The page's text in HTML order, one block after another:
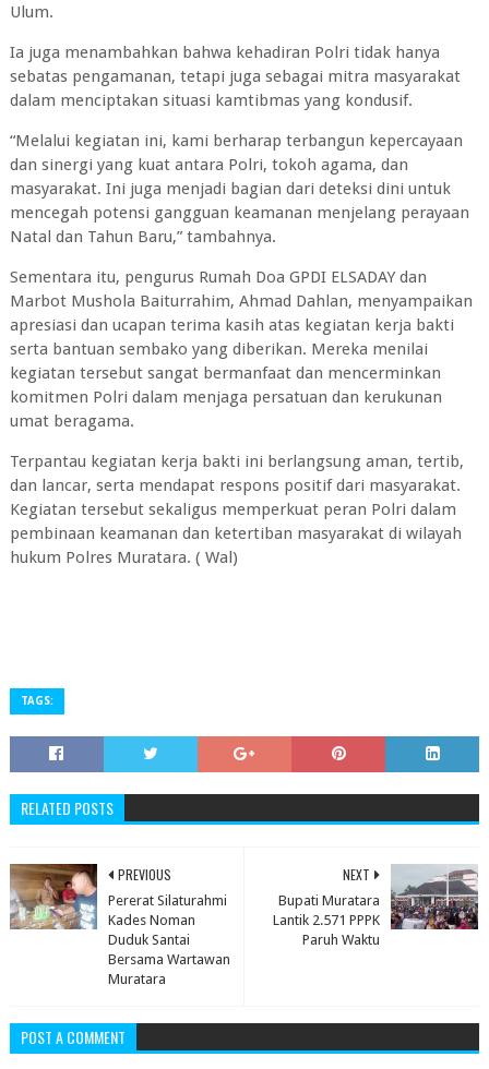
Ulum.
‎Ia juga menambahkan bahwa kehadiran Polri tidak hanya
sebatas pengamanan, tetapi juga sebagai mitra masyarakat
dalam menciptakan situasi kamtibmas yang kondusif.
‎“Melalui kegiatan ini, kami berharap terbangun kepercayaan
dan sinergi yang kuat antara Polri, tokoh agama, dan
masyarakat. Ini juga menjadi bagian dari deteksi dini untuk
mencegah potensi gangguan keamanan menjelang perayaan
Natal dan Tahun Baru,” tambahnya.
‎Sementara itu, pengurus Rumah Doa GPDI ELSADAY dan
Marbot Mushola Baiturrahim, Ahmad Dahlan, menyampaikan
apresiasi dan ucapan terima kasih atas kegiatan kerja bakti
serta bantuan sembako yang diberikan. Mereka menilai
kegiatan tersebut sangat bermanfaat dan mencerminkan
komitmen Polri dalam menjaga persatuan dan kerukunan
umat beragama.
‎Terpantau kegiatan kerja bakti ini berlangsung aman, tertib,
dan lancar, serta mendapat respons positif dari masyarakat.
Kegiatan tersebut sekaligus memperkuat peran Polri dalam
pembinaan keamanan dan ketertiban masyarakat di wilayah
hukum Polres Muratara. ( Wal)
TAGS:
RELATED POSTS
NEXT
Bupati Muratara
Lantik 2.571 PPPK
Paruh Waktu
PREVIOUS
Pererat Silaturahmi
Kades Noman
Duduk Santai
Bersama Wartawan
Muratara
POST A COMMENT